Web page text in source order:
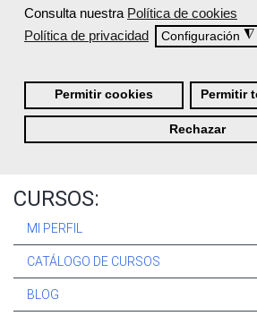
Consulta nuestra Política de cookies
Política de privacidad
Configuración ◮
Permitir cookies Permitir
Rechazar
Especialistas en consultoría y
Nuestro objetivo diario es, única y
conseguir tus metas profesionales
CURSOS:
MI PERFIL
CATÁLOGO DE CURSOS
BLOG